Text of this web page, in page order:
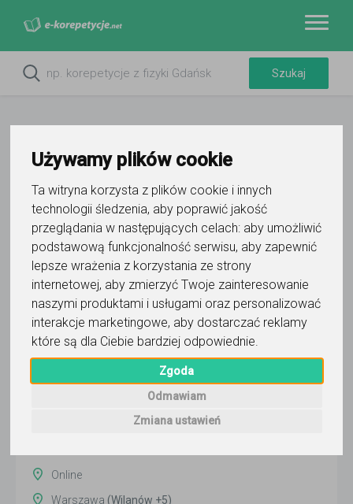
Używamy plików cookie
Ta witryna korzysta z plików cookie i innych
technologii śledzenia, aby poprawić jakość
przeglądania w następujących celach: aby umożliwić
podstawową funkcjonalność serwisu, aby zapewnić
lepsze wrażenia z korzystania ze strony
internetowej, aby zmierzyć Twoje zainteresowanie
naszymi produktami i usługami oraz personalizować
interakcje marketingowe, aby dostarczać reklamy
które są dla Ciebie bardziej odpowiednie
Zgoda
Odmawiam
Zmiana ustawień
Do ulubionych
Oznacz wystąpienie kontaktu
Maximilian Grzęda
Wyślij wiadomość
Online
Warszawa (Wilanów +5)